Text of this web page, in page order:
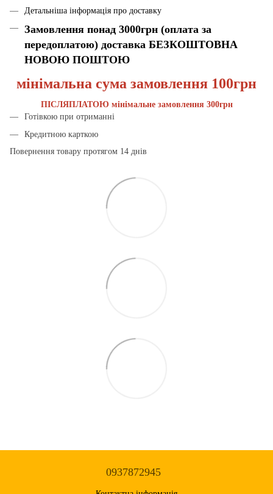
Детальніша інформація про доставку
Замовлення понад 3000грн (оплата за
передоплатою) доставка БЕЗКОШТОВНА
НОВОЮ ПОШТОЮ
мінімальна сума замовлення 100грн
ПІСЛЯПЛАТОЮ мінімальне замовлення 300грн
Готівкою при отриманні
Кредитною карткою
Повернення товару протягом 14 днів
0937872945